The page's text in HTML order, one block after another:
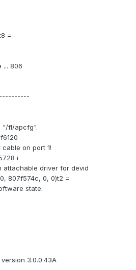
=
... 806
"/fl/apcfg".
on port 1!
i
attachable driver for devid
807f574c, 0, 0)t2 =
state.
3.0.0.43A